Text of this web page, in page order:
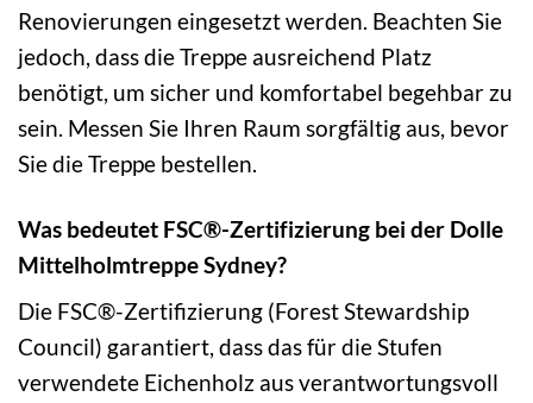
Renovierungen eingesetzt werden. Beachten Sie
jedoch, dass die Treppe ausreichend Platz
benötigt, um sicher und komfortabel begehbar zu
sein. Messen Sie Ihren Raum sorgfältig aus, bevor
Sie die Treppe bestellen.
Was bedeutet FSC®-Zertifizierung bei der Dolle
Mittelholmtreppe Sydney?
Die FSC®-Zertifizierung (Forest Stewardship
Council) garantiert, dass das für die Stufen
verwendete Eichenholz aus verantwortungsvoll